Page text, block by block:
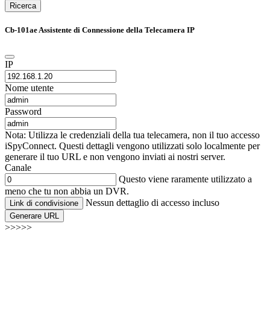
Ricerca
Cb-101ae Assistente di Connessione della Telecamera IP
IP
Nome utente
Password
Nota: Utilizza le credenziali della tua telecamera, non il tuo accesso
iSpyConnect. Questi dettagli vengono utilizzati solo localmente per
generare il tuo URL e non vengono inviati ai nostri server.
Canale
Questo viene raramente utilizzato a
meno che tu non abbia un DVR.
Link di condivisione Nessun dettaglio di accesso incluso
Generare URL
>>>>>